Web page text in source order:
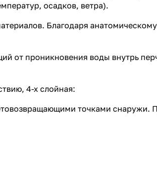
осадков, ветра).
Благодаря
от проникновения воды внутрь
4-х слойная:
точками снаружи.